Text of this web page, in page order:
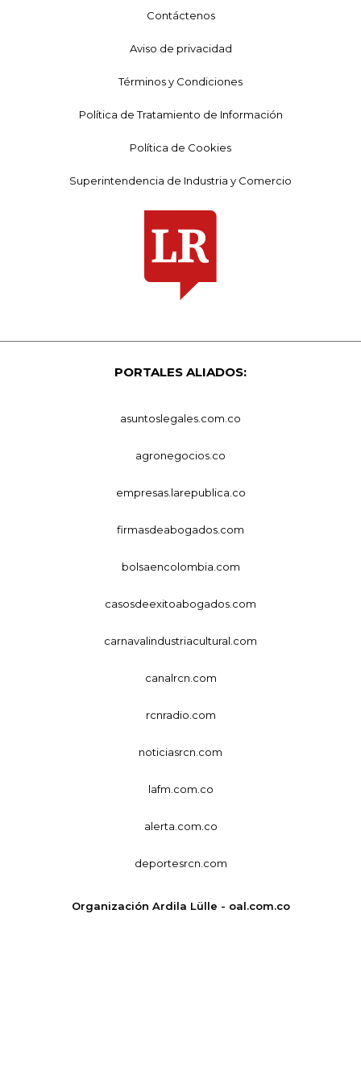
Contáctenos
Aviso de privacidad
Términos y Condiciones
Política de Tratamiento de Información
Política de Cookies
Superintendencia de Industria y Comercio
PORTALES ALIADOS:
asuntoslegales.com.co
agronegocios.co
empresas.larepublica.co
firmasdeabogados.com
bolsaencolombia.com
casosdeexitoabogados.com
carnavalindustriacultural.com
canalrcn.com
rcnradio.com
noticiasrcn.com
lafm.com.co
alerta.com.co
deportesrcn.com
Organización Ardila Lülle - oal.com.co